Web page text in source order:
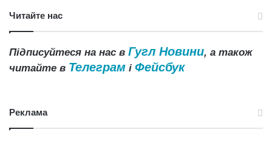
Читайте нас
Підписуйтеся на нас в Гугл Новини, а також
читайте в Телеграм і Фейсбук
Реклама